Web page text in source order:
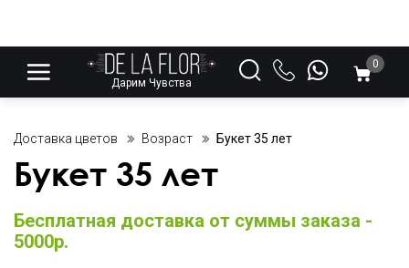
Дарим Чувства
0
Доставка цветов Возраст Букет 35 лет
Букет 35 лет
Бесплатная доставка от суммы заказа -
5000р.